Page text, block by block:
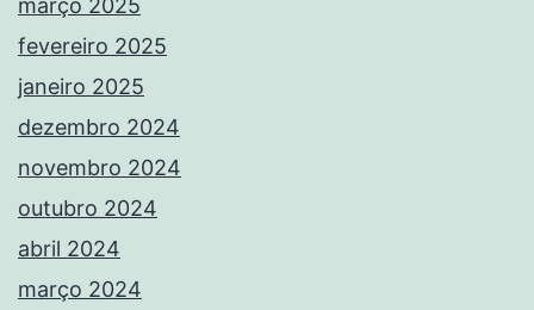
março 2025
fevereiro 2025
janeiro 2025
dezembro 2024
novembro 2024
outubro 2024
abril 2024
março 2024